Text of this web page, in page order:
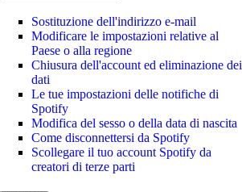
Sostituzione dell'indirizzo e-mail
Modificare le impostazioni relative al
Paese o alla regione
Chiusura dell'account ed eliminazione dei
dati
Le tue impostazioni delle notifiche di
Spotify
Modifica del sesso o della data di nascita
Come disconnettersi da Spotify
Scollegare il tuo account Spotify da
creatori di terze parti